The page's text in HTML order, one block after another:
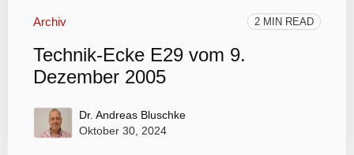
Archiv 2 MIN READ
Technik-Ecke E29 vom 9.
Dezember 2005
Dr. Andreas Bluschke
Oktober 30, 2024